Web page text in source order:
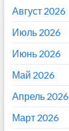
Август 2026
Июль 2026
Июнь 2026
Май 2026
Апрель 2026
Март 2026